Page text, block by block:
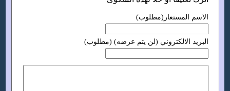
الاسم المستعار(مطلوب)
البريد الالكتروني (لن يتم عرضه) (مطلوب)